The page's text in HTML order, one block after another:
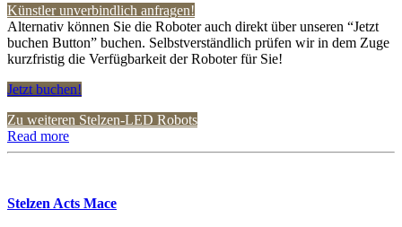
Künstler unverbindlich anfragen!
Alternativ können Sie die Roboter auch direkt über unseren “Jetzt
buchen Button” buchen. Selbstverständlich prüfen wir in dem Zuge
kurzfristig die Verfügbarkeit der Roboter für Sie!
Jetzt buchen!
Zu weiteren Stelzen-LED Robots
Read more
Stelzen Acts Mace